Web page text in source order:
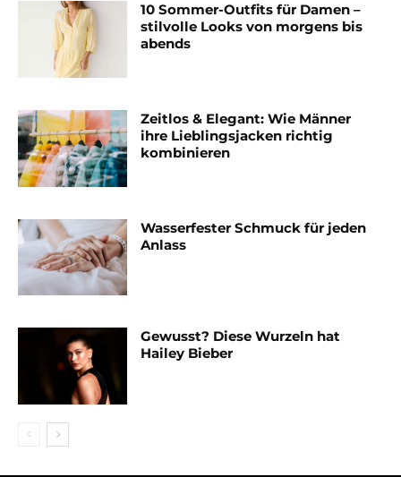
10 Sommer-Outfits für Damen –
stilvolle Looks von morgens bis
abends
Zeitlos & Elegant: Wie Männer
ihre Lieblingsjacken richtig
kombinieren
Wasserfester Schmuck für jeden
Anlass
Gewusst? Diese Wurzeln hat
Hailey Bieber